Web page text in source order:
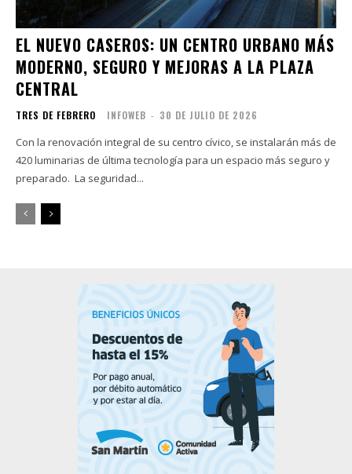
EL NUEVO CASEROS: UN CENTRO URBANO MÁS
MODERNO, SEGURO Y MEJORAS A LA PLAZA
CENTRAL
TRES DE FEBRERO INFOWEB - 30 DE JULIO DE 2026
Con la renovación integral de su centro cívico, se instalarán más de
420 luminarias de última tecnología para un espacio más seguro y
preparado. La seguridad...